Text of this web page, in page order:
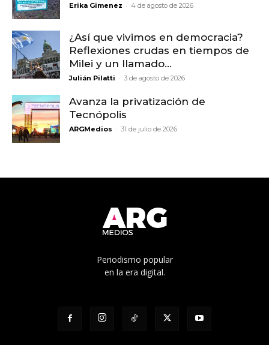
Erika Gimenez - 4 de agosto de 2026
¿Así que vivimos en democracia?
Reflexiones crudas en tiempos de
Milei y un llamado...
Julián Pilatti - 3 de agosto de 2026
Avanza la privatización de
Tecnópolis
ARGMedios - 31 de julio de 2026
Periodismo popular
en la era digital.